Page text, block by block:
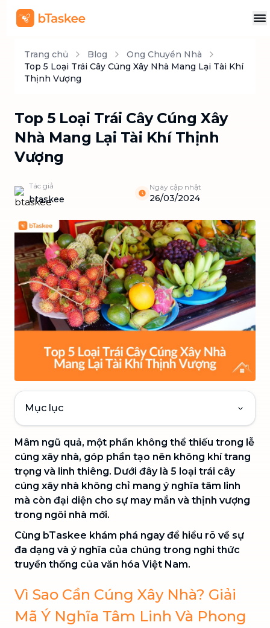
Trang chủ Blog
Ong Chuyển Nhà
Top 5 Loại Trái Cây Cúng Xây Nhà Mang Lại Tài Khí
Thịnh Vượng
Top 5 Loại Trái Cây Cúng Xây
Nhà Mang Lại Tài Khí Thịnh
Vượng
Tác giả
btaskee
Ngày cập nhật
26/03/2024
Mục lục
Mâm ngũ quả, một phần không thể thiếu trong lễ
cúng xây nhà, góp phần tạo nên không khí trang
trọng và linh thiêng. Dưới đây là 5 loại trái cây
cúng xây nhà không chỉ mang ý nghĩa tâm linh
mà còn đại diện cho sự may mắn và thịnh vượng
trong ngôi nhà mới.
Cùng bTaskee khám phá ngay để hiểu rõ về sự
đa dạng và ý nghĩa của chúng trong nghi thức
truyền thống của văn hóa Việt Nam.
Vì Sao Cần Cúng Xây Nhà? Giải
Mã Ý Nghĩa Tâm Linh Và Phong